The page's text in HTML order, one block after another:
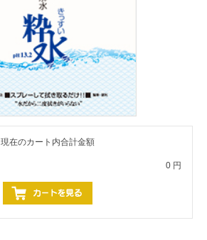
現在のカート内合計金額
0 円